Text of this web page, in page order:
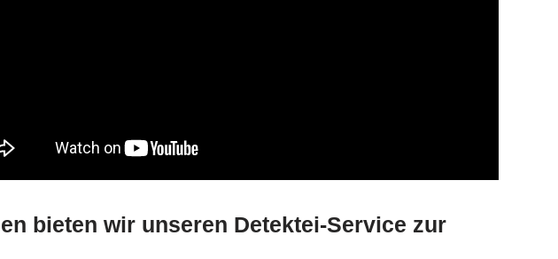
bieten wir unseren Detektei-Service zur